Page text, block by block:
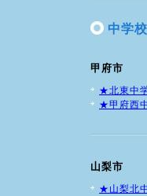
中学校
甲府市
★北東中
★甲府西
山梨市
★山梨北